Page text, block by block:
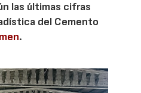
las últimas cifras
del Cemento
.